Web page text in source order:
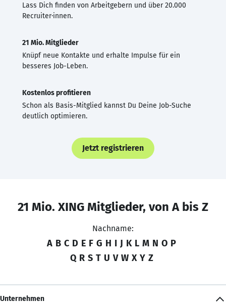
Lass Dich finden von Arbeitgebern und über 20.000
Recruiter·innen.
21 Mio. Mitglieder
Knüpf neue Kontakte und erhalte Impulse für ein
besseres Job-Leben.
Kostenlos profitieren
Schon als Basis-Mitglied kannst Du Deine Job-Suche
deutlich optimieren.
Jetzt registrieren
21 Mio. XING Mitglieder, von A bis Z
Nachname:
A B C D E F G H I J K L M N O P
Q R S T U V W X Y Z
Unternehmen